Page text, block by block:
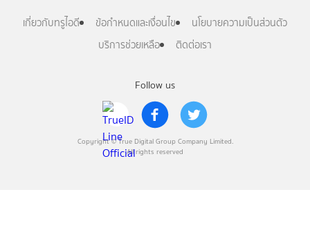
Follow us
Copyright © True Digital Group Company Limited.
All rights reserved
เกี่ยวกับทรูไอดี ข้อกำหนดและเงื่อนไข
นโยบายความเป็นส่วนตัว
บริการช่วยเหลือ
ติดต่อเรา